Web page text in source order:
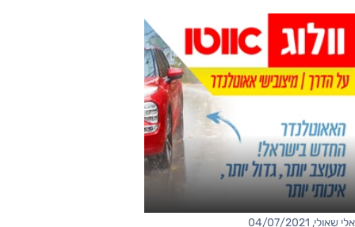
אלי שאולי, 04/07/2021